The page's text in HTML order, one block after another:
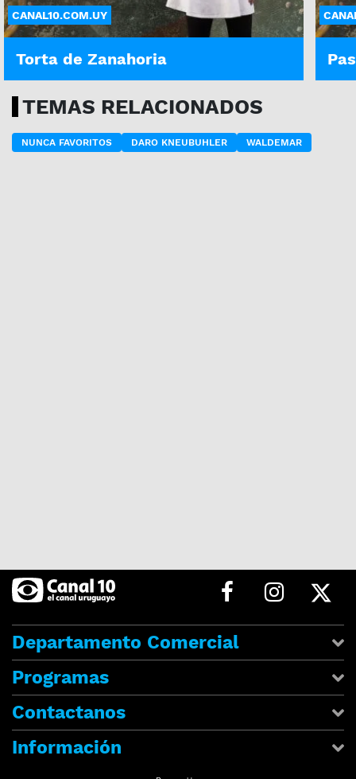
CANAL10.COM.UY
Torta de Zanahoria
TEMAS RELACIONADOS
NUNCA FAVORITOS DARO KNEUBUHLER WALDEMAR
Departamento Comercial
Programas
Contactanos
Información